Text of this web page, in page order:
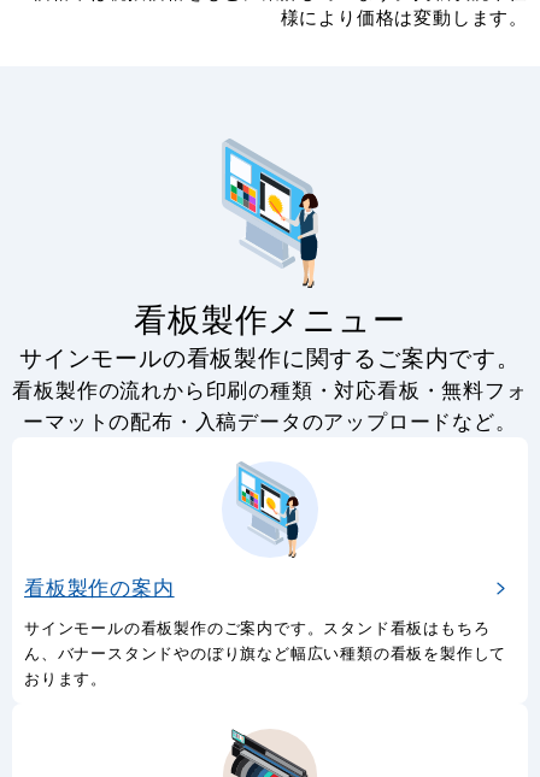
様により価格は変動します。
看板製作メニュー
サインモールの看板製作に関するご案内です。
看板製作の流れから印刷の種類・対応看板・無料フォ
ーマットの配布・入稿データのアップロードなど。
看板製作の案内
サインモールの看板製作のご案内です。スタンド看板はもちろ
ん、バナースタンドやのぼり旗など幅広い種類の看板を製作して
おります。